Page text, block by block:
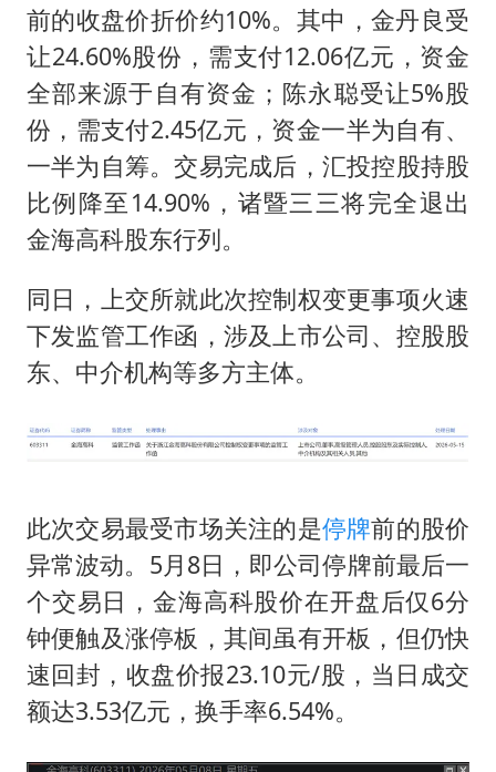
前的收盘价折价约10%。其中，金丹良受
让24.60%股份，需支付12.06亿元，资金
全部来源于自有资金；陈永聪受让5%股
份，需支付2.45亿元，资金一半为自有、
一半为自筹。交易完成后，汇投控股持股
比例降至14.90%，诸暨三三将完全退出
金海高科股东行列。
同日，上交所就此次控制权变更事项火速
下发监管工作函，涉及上市公司、控股股
东、中介机构等多方主体。
此次交易最受市场关注的是停牌前的股价
异常波动。5月8日，即公司停牌前最后一
个交易日，金海高科股价在开盘后仅6分
钟便触及涨停板，其间虽有开板，但仍快
速回封，收盘价报23.10元/股，当日成交
额达3.53亿元，换手率6.54%。